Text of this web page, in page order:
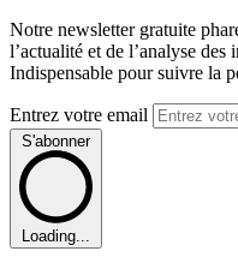
Notre newsletter gratuite
l’actualité et de l’analyse des
Indispensable pour suivre la
Entrez votre email
S'abonner
Loading...